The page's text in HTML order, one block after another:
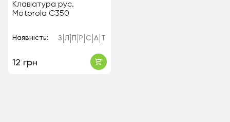
Клавіатура рус.
Motorola C350
Наявність: З Л Р С А
12 грн